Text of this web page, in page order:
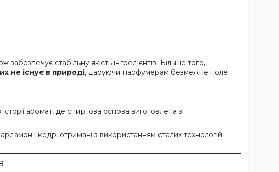
стабільну якість інгредієнтів. Більше того,
не існує в природі, даруючи парфумерам безмежне поле
аромат, де спиртова основа виготовлена з
і кедр, отримані з використанням сталих технологій